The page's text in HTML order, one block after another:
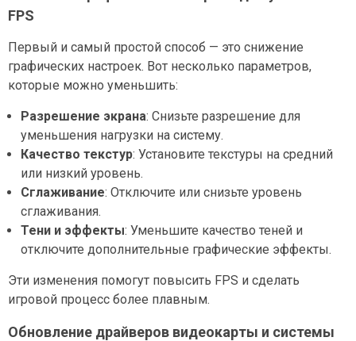
FPS
Первый и самый простой способ — это снижение
графических настроек. Вот несколько параметров,
которые можно уменьшить:
Разрешение экрана: Снизьте разрешение для
уменьшения нагрузки на систему.
Качество текстур: Установите текстуры на средний
или низкий уровень.
Сглаживание: Отключите или снизьте уровень
сглаживания.
Тени и эффекты: Уменьшите качество теней и
отключите дополнительные графические эффекты.
Эти изменения помогут повысить FPS и сделать
игровой процесс более плавным.
Обновление драйверов видеокарты и системы